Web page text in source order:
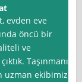
evden eve
öncü bir
ve
Taşınmanın
uzman ekibimiz